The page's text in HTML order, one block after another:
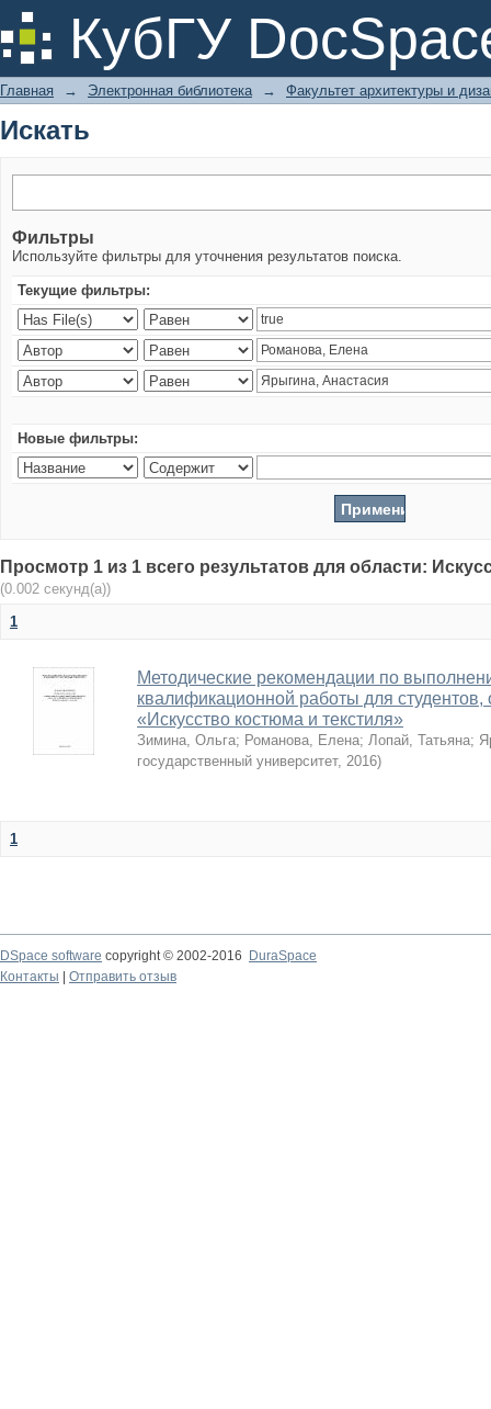
КубГУ
Искать
Главная → Электронная библиотека → Факультет архитектуры и
Искать
Фильтры
Используйте фильтры для уточнения результатов поиска.
Текущие фильтры:
Новые фильтры:
Просмотр 1 из 1 всего результатов для области:
(0.002 секунд(а))
1
Методические рекомендации по
квалификационной работы для
«Искусство костюма и текстиля»
Зимина, Ольга; Романова, Елена; Лопай, Татьяна;
государственный университет, 2016)
1
DSpace software copyright © 2002-2016
DuraSpace
Контакты
Отправить отзыв